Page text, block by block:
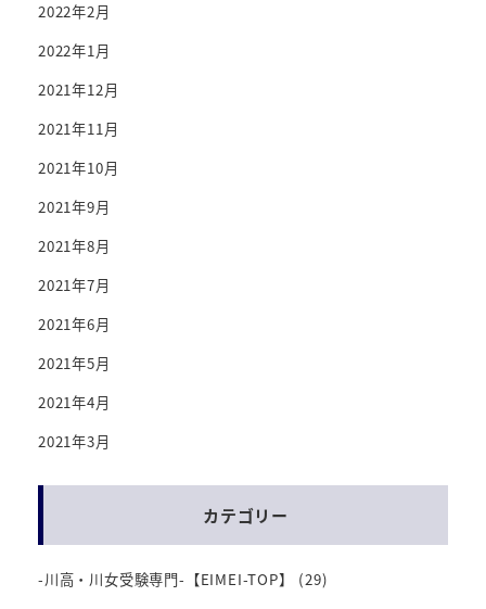
2022年2月
2022年1月
2021年12月
2021年11月
2021年10月
2021年9月
2021年8月
2021年7月
2021年6月
2021年5月
2021年4月
2021年3月
カテゴリー
-川高・川女受験専門-【EIMEI-TOP】
(29)